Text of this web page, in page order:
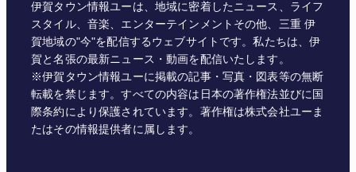
伊賀タウン情報ユーは、地域に密着したニュース、ライフ
スタイル、音楽、エンターテインメントその他、三重 伊
賀地域の"今"を配信するウェブサイトです。私たちは、伊
賀と名張の最新ニュース・動画を配信いたします。
※伊賀タウン情報ユーに掲載の記事・写真・図表等の無断
転載を禁じます。すべての内容は日本の著作権法並びに国
際条約により保護されています。著作権は株式会社ユーま
たはその情報提供者に属します。